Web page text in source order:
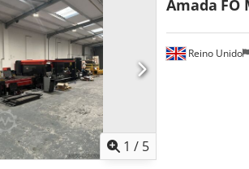
1 / 5
Reino Unido
Amada FO